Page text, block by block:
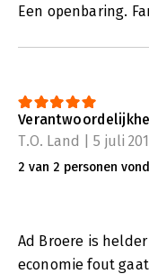
Een openbaring.
T.O. Land | 5 juli
2 van 2 personen
Ad Broere is
economie fout